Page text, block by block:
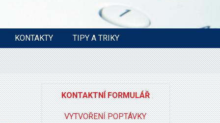
KONTAKTY TIPY A TRIKY
KONTAKTNÍ FORMULÁŘ
VYTVOŘENÍ POPTÁVKY